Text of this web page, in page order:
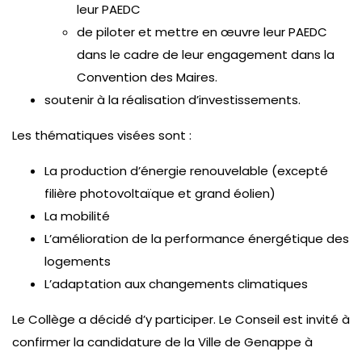
leur PAEDC
de piloter et mettre en œuvre leur PAEDC
dans le cadre de leur engagement dans la
Convention des Maires.
soutenir à la réalisation d’investissements.
Les thématiques visées sont :
La production d’énergie renouvelable (excepté
filière photovoltaïque et grand éolien)
La mobilité
L’amélioration de la performance énergétique des
logements
L’adaptation aux changements climatiques
Le Collège a décidé d’y participer. Le Conseil est invité à
confirmer la candidature de la Ville de Genappe à